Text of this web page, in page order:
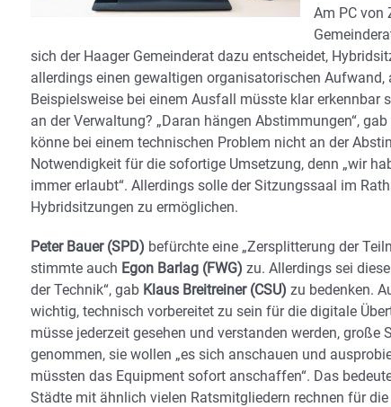
Am PC von
sich der Haager Gemeinderat dazu entscheidet,
allerdings einen gewaltigen organisatorischen
Beispielsweise bei einem Ausfall müsste klar erkennbar
an der Verwaltung? „Daran hängen Abstimmungen“,
könne bei einem technischen Problem nicht an der
Notwendigkeit für die sofortige Umsetzung, denn „wir
immer erlaubt“. Allerdings solle der Sitzungssaal im
Hybridsitzungen zu ermöglichen.
Peter Bauer (SPD) befürchte eine „Zersplitterung der
stimmte auch Egon Barlag (FWG) zu. Allerdings sei
der Technik“, gab Klaus Breitreiner (CSU) zu bedenken.
wichtig, technisch vorbereitet zu sein für die digitale
müsse jederzeit gesehen und verstanden werden,
genommen, sie wollen „es sich anschauen und
müssten das Equipment sofort anschaffen“. Das
Städte mit ähnlich vielen Ratsmitgliedern rechnen für